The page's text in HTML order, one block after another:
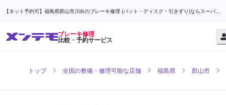
【ネット予約可】福島県郡山市川向のブレーキ修理 (パット・ディスク・引きずり)ならスーパー
ブレーキ修理
比較・予約サービス
トップ 全国の整備・修理可能な店舗 福島県 郡山市